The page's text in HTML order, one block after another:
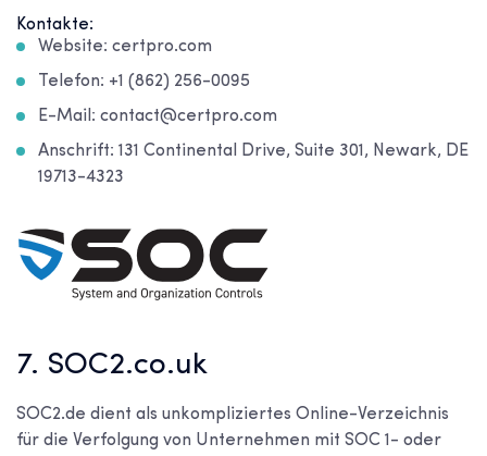
Kontakte:
Website: certpro.com
Telefon: +1 (862) 256-0095
E-Mail: contact@certpro.com
Anschrift: 131 Continental Drive, Suite 301, Newark, DE
19713-4323
7. SOC2.co.uk
SOC2.de dient als unkompliziertes Online-Verzeichnis
für die Verfolgung von Unternehmen mit SOC 1- oder